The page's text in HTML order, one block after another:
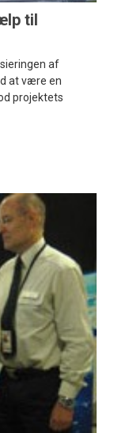
til
af
at være en
projektets